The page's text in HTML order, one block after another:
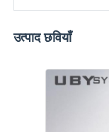
उत्पाद छवियाँ